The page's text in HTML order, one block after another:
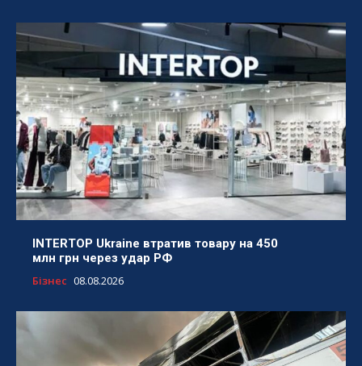
INTERTOP Ukraine втратив товару на 450
млн грн через удар РФ
Бізнес 08.08.2026